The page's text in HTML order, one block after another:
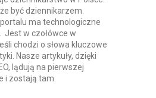
być dziennikarzem.
ma technologiczne
Jest w czołówce w
chodzi o słowa kluczowe
Nasze artykuły, dzięki
lądują na pierwszej
i zostają tam.